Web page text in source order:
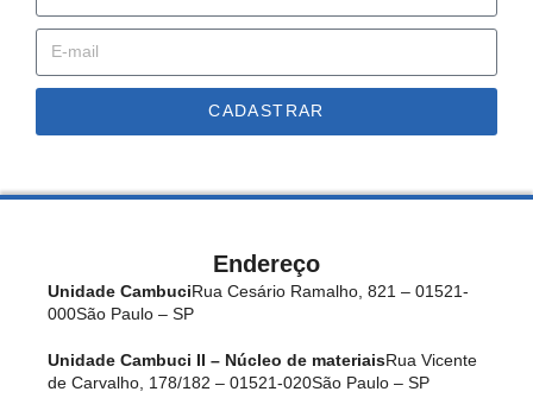
CADASTRAR
Endereço
Unidade CambuciRua Cesário Ramalho, 821 – 01521-
000São Paulo – SP
Unidade Cambuci II – Núcleo de materiaisRua Vicente
de Carvalho, 178/182 – 01521-020São Paulo – SP